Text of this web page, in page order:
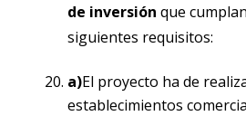
de inversión que
siguientes requisitos:
a)El proyecto ha de
establecimientos